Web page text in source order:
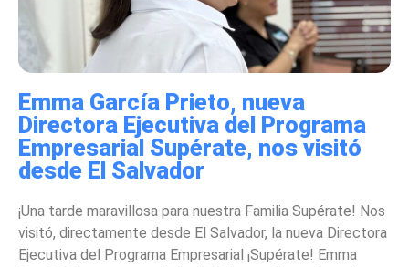
Emma García Prieto, nueva
Directora Ejecutiva del Programa
Empresarial Supérate, nos visitó
desde El Salvador
¡Una tarde maravillosa para nuestra Familia Supérate! Nos
visitó, directamente desde El Salvador, la nueva Directora
Ejecutiva del Programa Empresarial ¡Supérate! Emma